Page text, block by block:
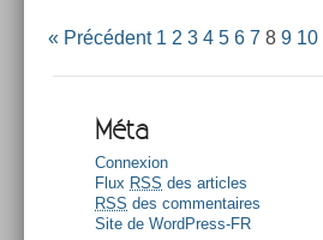
« Précédent 1 2 3 4 5 6 7 8 9 10
Méta
Connexion
Flux RSS des articles
RSS des commentaires
Site de WordPress-FR